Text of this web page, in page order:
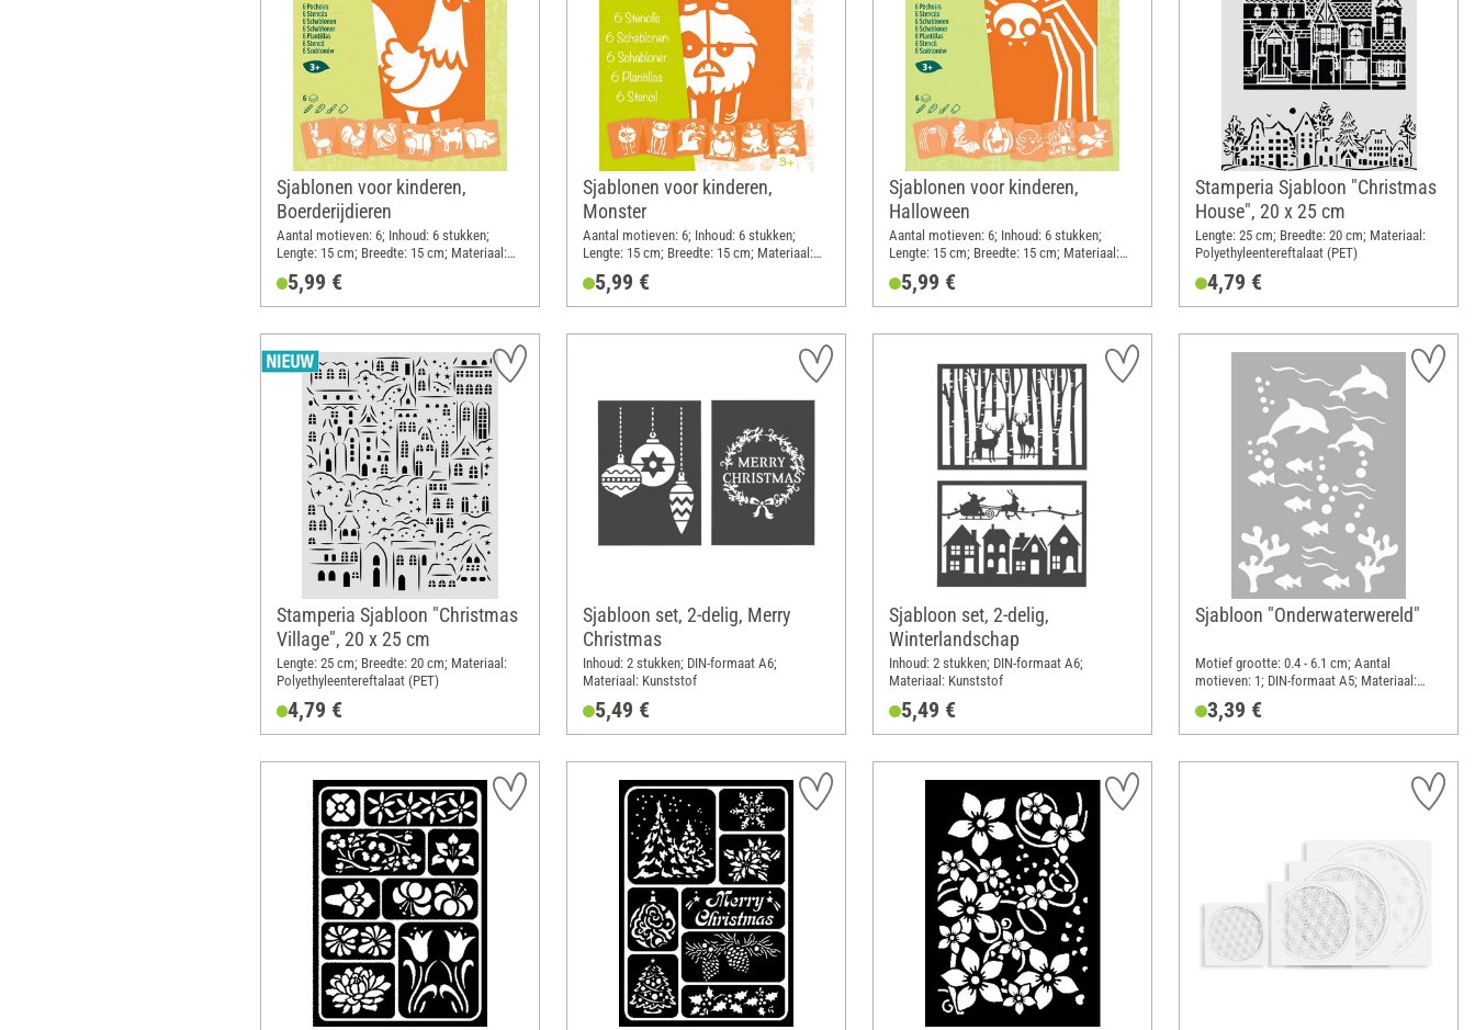
Sjablonen voor kinderen,
Boerderijdieren
Aantal motieven: 6; Inhoud: 6 stukken;
Lengte: 15 cm; Breedte: 15 cm; Materiaal:
5,99 €
Sjablonen voor kinderen,
Monster
Aantal motieven: 6; Inhoud: 6 stukken;
Lengte: 15 cm; Breedte: 15 cm; Materiaal:
5,99 €
Sjablonen voor kinderen,
Halloween
Aantal motieven: 6; Inhoud: 6 stukken;
Lengte: 15 cm; Breedte: 15 cm; Materiaal:
5,99 €
Stamperia Sjabloon "Christmas
House", 20 x 25 cm
Lengte: 25 cm; Breedte: 20 cm; Materiaal:
Polyethyleentereftalaat (PET)
4,79 €
Stamperia Sjabloon "Christmas
Village", 20 x 25 cm
Lengte: 25 cm; Breedte: 20 cm; Materiaal:
Polyethyleentereftalaat (PET)
4,79 €
Sjabloon set, 2-delig, Merry
Christmas
Inhoud: 2 stukken; DIN-formaat A6;
Materiaal: Kunststof
5,49 €
Sjabloon set, 2-delig,
Winterlandschap
Inhoud: 2 stukken; DIN-formaat A6;
Materiaal: Kunststof
5,49 €
Sjabloon "Onderwaterwereld"
Motief grootte: 0.4 - 6.1 cm; Aantal
motieven: 1; DIN-formaat A5; Materiaal:
3,39 €